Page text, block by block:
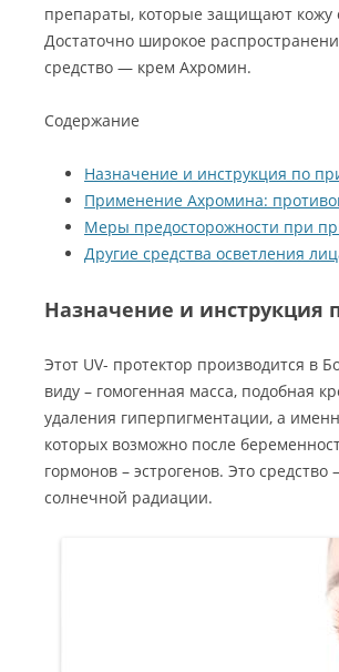
препараты, которые защищают кожу
Достаточно широкое
средство — крем Ахромин.
Содержание
Назначение и инструкция по
Применение Ахромина:
Меры предосторожности при
Другие средства осветления
Назначение и
Этот UV- протектор производится
виду – гомогенная масса, подобная
удаления гиперпигментации, а
которых возможно после
гормонов – эстрогенов. Это средство
солнечной радиации.